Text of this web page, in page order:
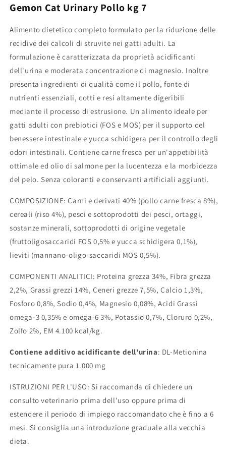
Gemon Cat Urinary Pollo kg 7
Alimento dietetico completo formulato per la riduzione delle
recidive dei calcoli di struvite nei gatti adulti. La
formulazione è caratterizzata da proprietà acidificanti
dell'urina e moderata concentrazione di magnesio. Inoltre
presenta ingredienti di qualità come il pollo, fonte di
nutrienti essenziali, cotti e resi altamente digeribili
mediante il processo di estrusione. Un alimento ideale per
gatti adulti con prebiotici (FOS e MOS) per il supporto del
benessere intestinale e yucca schidigera per il controllo degli
odori intestinali. Contiene carne fresca per un'appetibilità
ottimale ed olio di salmone per la lucentezza e la morbidezza
del pelo. Senza coloranti e conservanti artificiali aggiunti.
COMPOSIZIONE: Carni e derivati 40% (pollo carne fresca 8%),
cereali (riso 4%), pesci e sottoprodotti dei pesci, ortaggi,
sostanze minerali, sottoprodotti di origine vegetale
(fruttoligosaccaridi FOS 0,5% e yucca schidigera 0,1%),
lieviti (mannano-oligo-saccaridi MOS 0,5%).
COMPONENTI ANALITICI: Proteina grezza 34%, Fibra grezza
2,2%, Grassi grezzi 14%, Ceneri grezze 7,5%, Calcio 1,3%,
Fosforo 0,8%, Sodio 0,4%, Magnesio 0,08%, Acidi Grassi
omega-3 0,35% e omega-6 3%, Potassio 0,7%, Cloruro 0,2%,
Zolfo 2%, EM 4.100 kcal/kg.
Contiene additivo acidificante dell'urina: DL-Metionina
tecnicamente pura 1.000 mg
ISTRUZIONI PER L'USO: Si raccomanda di chiedere un
consulto veterinario prima dell'uso oppure prima di
estendere il periodo di impiego raccomandato che è fino a 6
mesi. Si consiglia una introduzione graduale alla vecchia
dieta.